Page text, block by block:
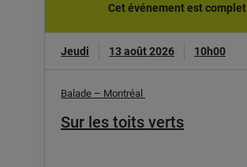
Cet événement est complet
Jeudi 13 août 2026 10h00
Balade – Montréal
Sur les toits verts